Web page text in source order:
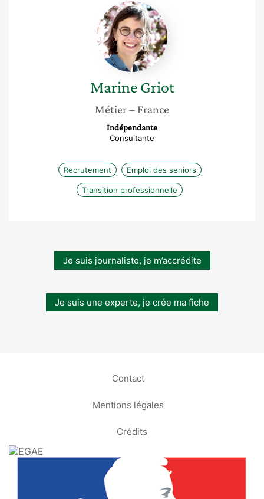
Marine
Griot
Marine Griot
Métier– France
Indépendante
Consultante
Recrutement Emploi des seniors
Transition professionnelle
Je suis journaliste, je m’accrédite
Je suis une experte, je crée ma fiche
Contact
Mentions légales
Crédits